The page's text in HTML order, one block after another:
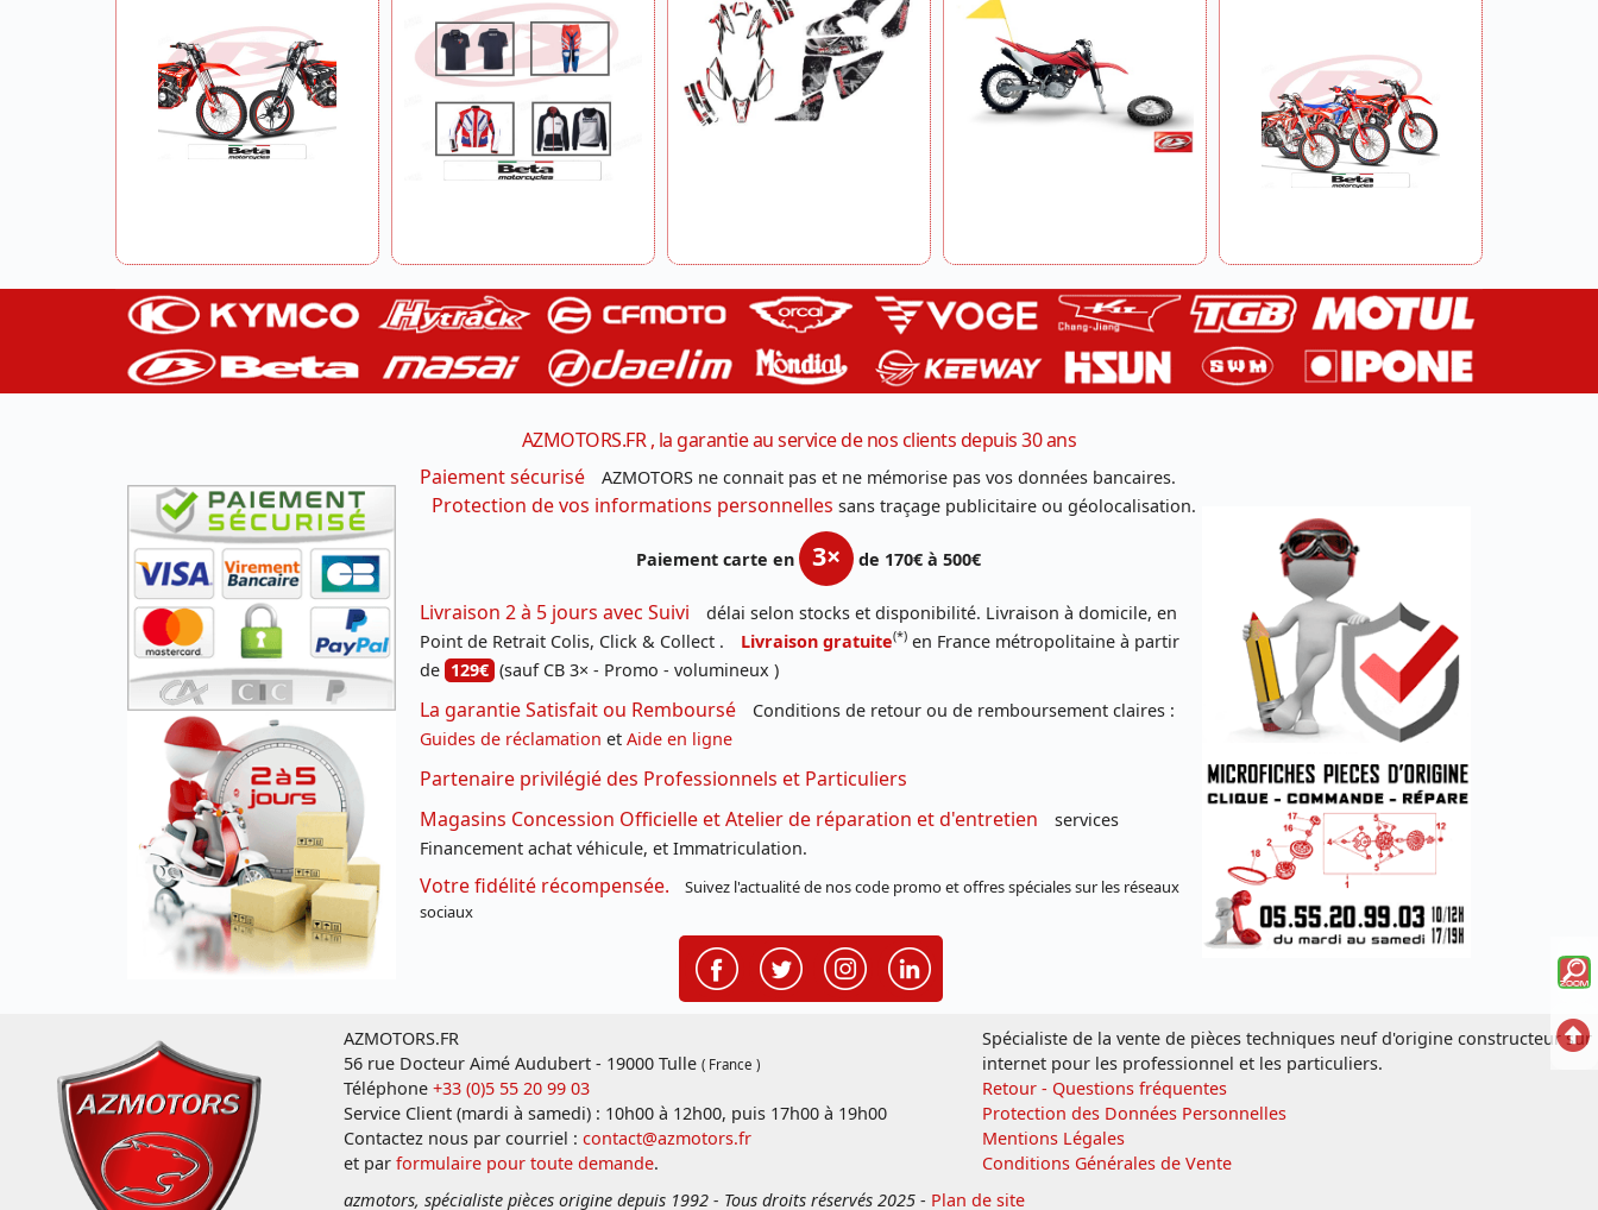
AZMOTORS.FR , la garantie au service de nos clients depuis 30 ans
Paiement sécurisé
AZMOTORS ne connait pas et ne mémorise pas vos données bancaires.
Protection de vos informations personnelles sans traçage publicitaire ou géolocalisation.
Paiement carte en 3× de 170€ à 500€
Livraison 2 à 5 jours avec Suivi
délai selon stocks et disponibilité. Livraison à domicile, en
Point de Retrait Colis, Click & Collect .
Livraison gratuite(*) en France métropolitaine à partir
de 129€ (sauf CB 3× - Promo - volumineux )
La garantie Satisfait ou Remboursé
Conditions de retour ou de remboursement claires :
Guides de réclamation et Aide en ligne
Partenaire privilégié des Professionnels et Particuliers
Magasins Concession Officielle et Atelier de réparation et d'entretien
services
Financement achat véhicule, et Immatriculation.
Votre fidélité récompensée.
Suivez l'actualité de nos code promo et offres spéciales sur les réseaux
sociaux
AZMOTORS.FR
56 rue Docteur Aimé Audubert - 19000 Tulle ( France )
Téléphone +33 (0)5 55 20 99 03
Service Client (mardi à samedi) : 10h00 à 12h00, puis 17h00 à 19h00
Contactez nous par courriel : contact@azmotors.fr
et par formulaire pour toute demande.
Spécialiste de la vente de pièces techniques neuf d'origine constructeur sur
internet pour les professionnel et les particuliers.
Retour - Questions fréquentes
Protection des Données Personnelles
Mentions Légales
Conditions Générales de Vente
azmotors, spécialiste pièces origine depuis 1992 - Tous droits réservés 2025- Plan de site
la